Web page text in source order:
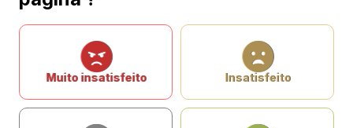
Muito insatisfeito Insatisfeito